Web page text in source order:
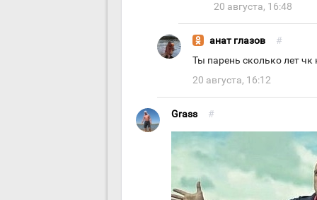
20 августа, 16:48
анат глазов #
Ты парень сколько лет чк
20 августа, 16:12
Grass #